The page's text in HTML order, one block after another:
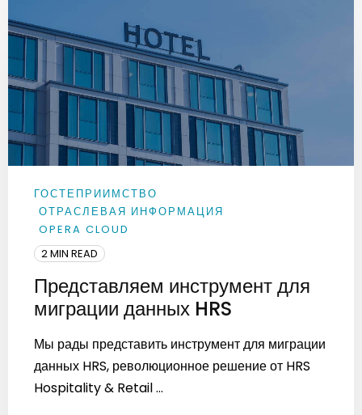
ГОСТЕПРИИМСТВО
ОТРАСЛЕВАЯ ИНФОРМАЦИЯ
OPERA CLOUD
2 MIN READ
Представляем инструмент для
миграции данных HRS
Мы рады представить инструмент для миграции
данных HRS, революционное решение от HRS
Hospitality & Retail ...